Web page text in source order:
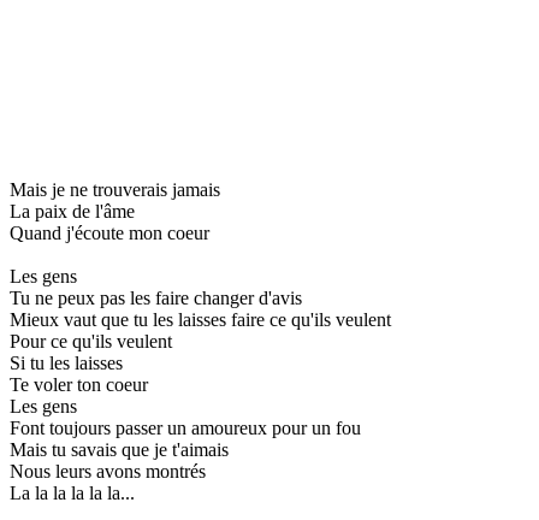
Mais je ne trouverais jamais
La paix de l'âme
Quand j'écoute mon coeur
Les gens
Tu ne peux pas les faire changer d'avis
Mieux vaut que tu les laisses faire ce qu'ils veulent
Pour ce qu'ils veulent
Si tu les laisses
Te voler ton coeur
Les gens
Font toujours passer un amoureux pour un fou
Mais tu savais que je t'aimais
Nous leurs avons montrés
La la la la la la...